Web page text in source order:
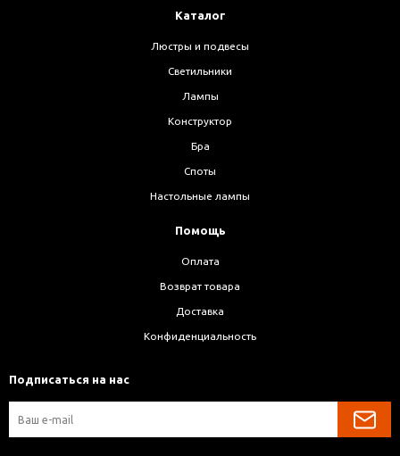
Каталог
Люстры и подвесы
Светильники
Лампы
Конструктор
Бра
Споты
Настольные лампы
Помощь
Оплата
Возврат товара
Доставка
Конфиденциальность
Подписаться на нас